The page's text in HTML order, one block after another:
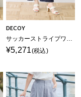
DECOY
サッカーストライプワイドパンツ【後ろウエストゴム】
¥5,271(税込)